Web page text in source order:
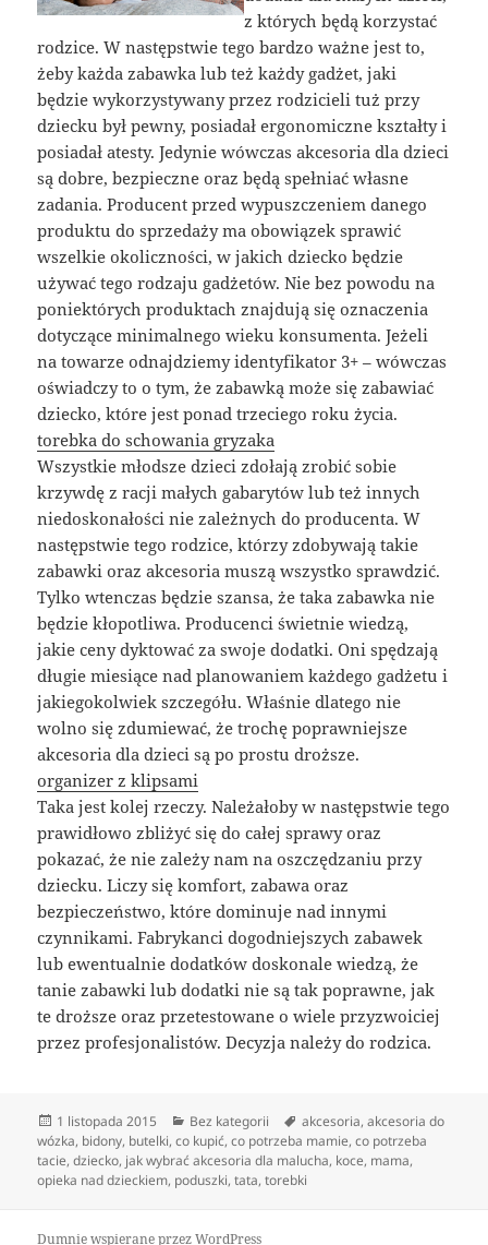
z których będą korzystać
rodzice. W następstwie tego bardzo ważne jest to,
żeby każda zabawka lub też każdy gadżet, jaki
będzie wykorzystywany przez rodzicieli tuż przy
dziecku był pewny, posiadał ergonomiczne kształty i
posiadał atesty. Jedynie wówczas akcesoria dla dzieci
są dobre, bezpieczne oraz będą spełniać własne
zadania. Producent przed wypuszczeniem danego
produktu do sprzedaży ma obowiązek sprawić
wszelkie okoliczności, w jakich dziecko będzie
używać tego rodzaju gadżetów. Nie bez powodu na
poniektórych produktach znajdują się oznaczenia
dotyczące minimalnego wieku konsumenta. Jeżeli
na towarze odnajdziemy identyfikator 3+ – wówczas
oświadczy to o tym, że zabawką może się zabawiać
dziecko, które jest ponad trzeciego roku życia.
torebka do schowania gryzaka
Wszystkie młodsze dzieci zdołają zrobić sobie
krzywdę z racji małych gabarytów lub też innych
niedoskonałości nie zależnych do producenta. W
następstwie tego rodzice, którzy zdobywają takie
zabawki oraz akcesoria muszą wszystko sprawdzić.
Tylko wtenczas będzie szansa, że taka zabawka nie
będzie kłopotliwa. Producenci świetnie wiedzą,
jakie ceny dyktować za swoje dodatki. Oni spędzają
długie miesiące nad planowaniem każdego gadżetu i
jakiegokolwiek szczegółu. Właśnie dlatego nie
wolno się zdumiewać, że trochę poprawniejsze
akcesoria dla dzieci są po prostu droższe.
organizer z klipsami
Taka jest kolej rzeczy. Należałoby w następstwie tego
prawidłowo zbliżyć się do całej sprawy oraz
pokazać, że nie zależy nam na oszczędzaniu przy
dziecku. Liczy się komfort, zabawa oraz
bezpieczeństwo, które dominuje nad innymi
czynnikami. Fabrykanci dogodniejszych zabawek
lub ewentualnie dodatków doskonale wiedzą, że
tanie zabawki lub dodatki nie są tak poprawne, jak
te droższe oraz przetestowane o wiele przyzwoiciej
przez profesjonalistów. Decyzja należy do rodzica.
Data
publikacji
1 listopada 2015 Kategorie
Bez kategorii Tagi
akcesoria,akcesoria do
wózka, bidony, butelki,co kupić,co potrzeba mamie,co potrzeba
tacie,dziecko, jak wybrać akcesoria dla malucha, koce, mama,
opieka nad dzieckiem, poduszki,tata,torebki
Dumnie wspierane przez WordPress